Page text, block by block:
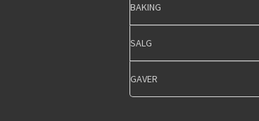
BAKING
SALG
GAVER